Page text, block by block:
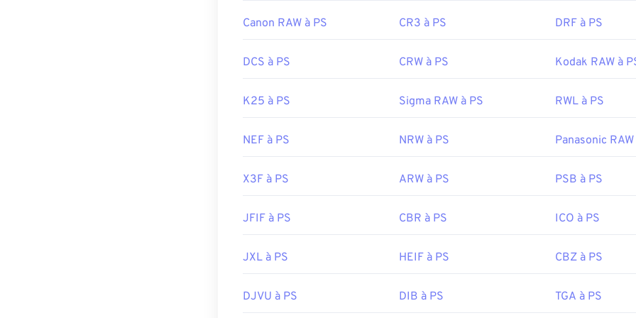
Canon RAW à PS CR3 à PS DRF à PS
DCS à PS CRW à PS Kodak RAW à
K25 à PS Sigma RAW à PS RWL à PS
NEF à PS NRW à PS Panasonic RAW
X3F à PS ARW à PS PSB à PS
JFIF à PS CBR à PS ICO à PS
JXL à PS HEIF à PS CBZ à PS
DJVU à PS DIB à PS TGA à PS